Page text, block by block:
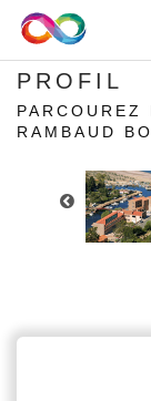
PROFIL
PARCOUREZ
RAMBAUD